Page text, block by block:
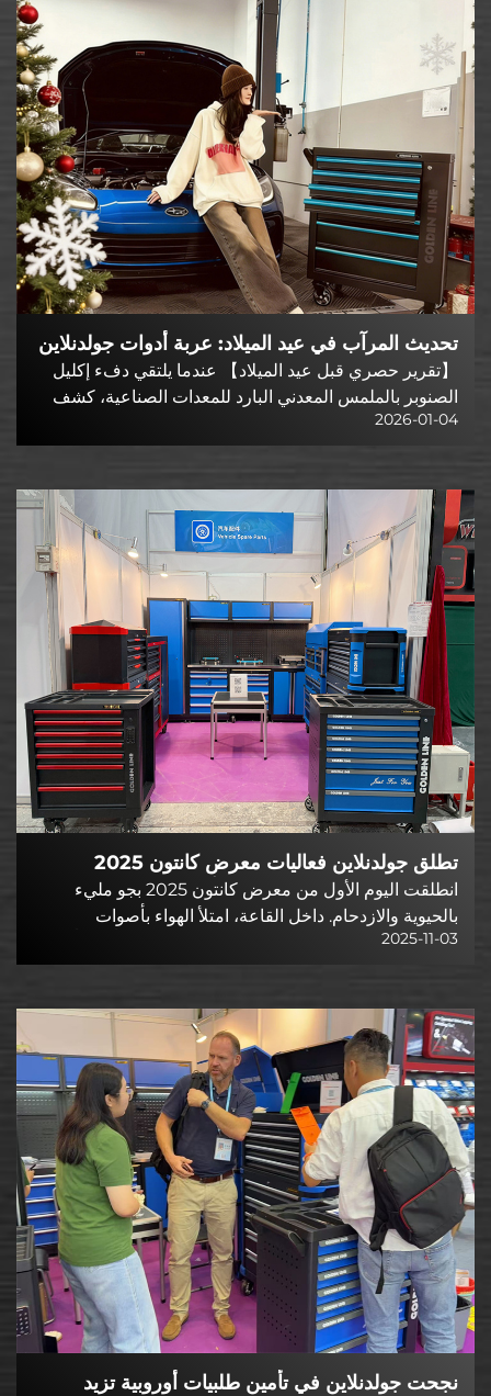
تحديث المرآب في عيد الميلاد: عربة أدوات جولدنلاين
تُحدث "جوًا احتفاليًا عمليًا"
【تقرير حصري قبل عيد الميلاد】 عندما يلتقي دفء إكليل
الصنوبر بالملمس المعدني البارد للمعدات الصناعية، كشف
مرآب بتصميم خاص عن مظهر جديد تمامًا قبل عيد الميلاد —
عربة أدوات جولدنلاين، تتمحور حول "الاحتفال العملي..."
2026-01-04
تطلق جولدنلاين فعاليات معرض كانتون 2025
بعروض نماذج عربات تخزين الأدوات التي تم بيعها
بالكامل، وتجذب مشترين تجاريين من أوروبا وجنوب
شرق آسيا والشرق الأوسط
انطلقت اليوم الأول من معرض كانتون 2025 بجو مليء
بالحيوية والازدحام. داخل القاعة، امتلأ الهواء بأصوات
المناقشات الحية والاستفسارات، خلق ذلك مشهداً نابضاً
بالحياة للتجارة الدولية وهي في أوج نشاطها. ومن بين...
2025-11-03
نجحت جولدنلاين في تأمين طلبيات أوروبية تزيد